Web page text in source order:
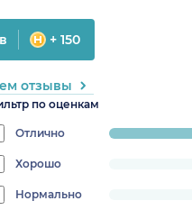
по оценкам
Отлично
progress:
Хорошо
Нормально
+ 150
отзывы